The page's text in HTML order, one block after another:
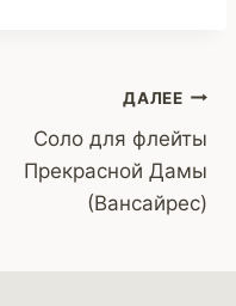
ДАЛЕЕ
Соло для флейты
Прекрасной Дамы
(Вансайрес)